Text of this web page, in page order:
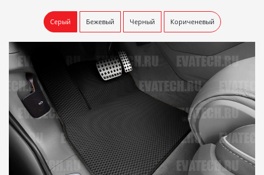
Серый Бежевый Черный Кориченевый